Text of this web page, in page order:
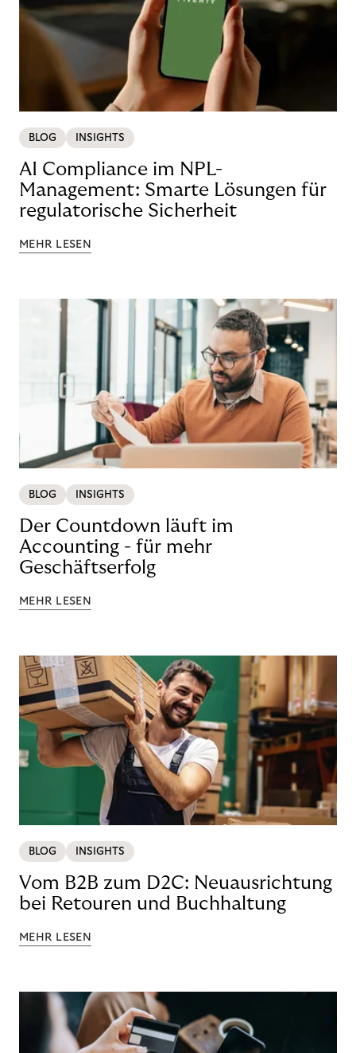
BLOG INSIGHTS
AI Compliance im NPL-
Management: Smarte Lösungen für
regulatorische Sicherheit
MEHR LESEN
BLOG INSIGHTS
Der Countdown läuft im
Accounting - für mehr
Geschäftserfolg
MEHR LESEN
BLOG INSIGHTS
Vom B2B zum D2C: Neuausrichtung
bei Retouren und Buchhaltung
MEHR LESEN